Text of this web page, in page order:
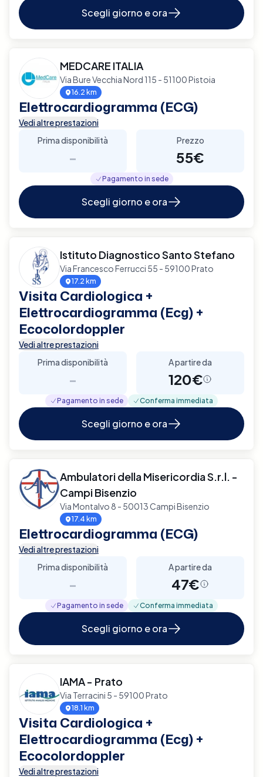
Scegli giorno e ora
MEDCARE ITALIA
Via Bure Vecchia Nord 115 - 51100 Pistoia
16.2 km
Elettrocardiogramma (ECG)
Vedi altre prestazioni
Prima disponibilità
-
Prezzo
55€
Pagamento in sede
Scegli giorno e ora
Istituto Diagnostico Santo Stefano
Via Francesco Ferrucci 55 - 59100 Prato
17.2 km
Visita Cardiologica +
Elettrocardiogramma (Ecg) +
Ecocolordoppler
Vedi altre prestazioni
Prima disponibilità
-
A partire da
120€
Pagamento in sede Conferma immediata
Scegli giorno e ora
Ambulatori della Misericordia S.r.l. -
Campi Bisenzio
Via Montalvo 8 - 50013 Campi Bisenzio
17.4 km
Elettrocardiogramma (ECG)
Vedi altre prestazioni
Prima disponibilità
-
A partire da
47€
Pagamento in sede Conferma immediata
Scegli giorno e ora
IAMA - Prato
Via Terracini 5 - 59100 Prato
18.1 km
Visita Cardiologica +
Elettrocardiogramma (Ecg) +
Ecocolordoppler
Vedi altre prestazioni